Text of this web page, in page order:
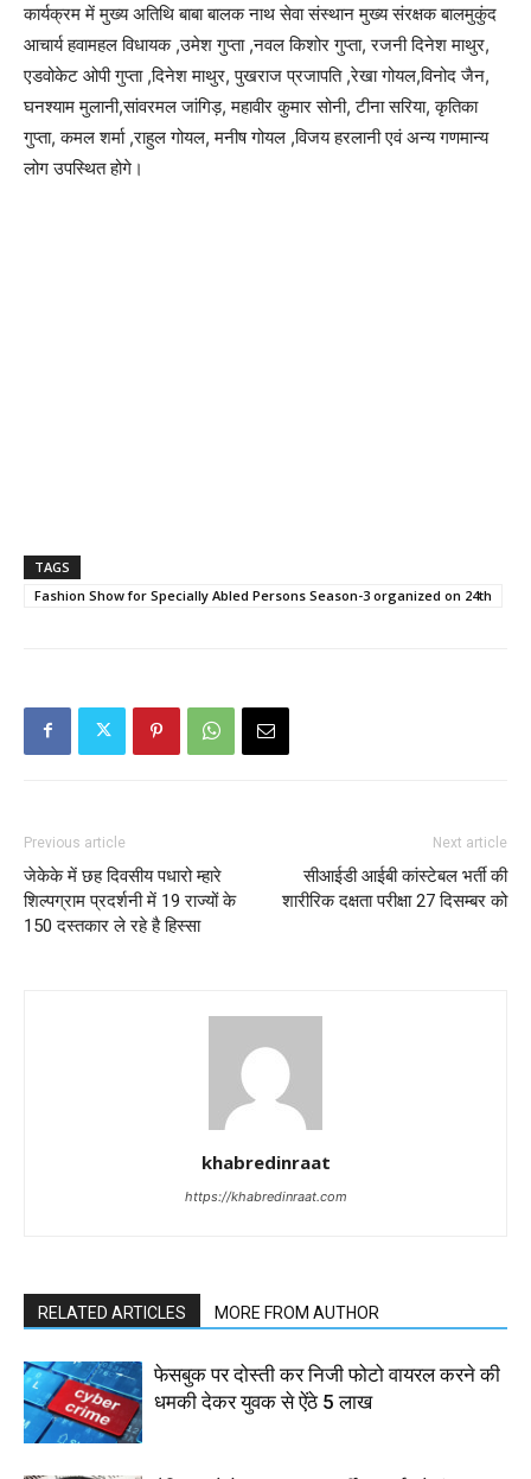
कार्यक्रम में मुख्य अतिथि बाबा बालक नाथ सेवा संस्थान मुख्य संरक्षक बालमुकुंद
आचार्य हवामहल विधायक ,उमेश गुप्ता ,नवल किशोर गुप्ता, रजनी दिनेश माथुर,
एडवोकेट ओपी गुप्ता ,दिनेश माथुर, पुखराज प्रजापति ,रेखा गोयल,विनोद जैन,
घनश्याम मुलानी,सांवरमल जांगिड़, महावीर कुमार सोनी, टीना सरिया, कृतिका
गुप्ता, कमल शर्मा ,राहुल गोयल, मनीष गोयल ,विजय हरलानी एवं अन्य गणमान्य
लोग उपस्थित होगे।
TAGS
Fashion Show for Specially Abled Persons Season-3 organized on 24th
Previous article
जेकेके में छह दिवसीय पधारो म्हारे
शिल्पग्राम प्रदर्शनी में 19 राज्यों के
150 दस्तकार ले रहे है हिस्सा
Next article
सीआईडी आईबी कांस्टेबल भर्ती की
शारीरिक दक्षता परीक्षा 27 दिसम्बर को
khabredinraat
https://khabredinraat.com
RELATED ARTICLES MORE FROM AUTHOR
फेसबुक पर दोस्ती कर निजी फोटो वायरल करने की
धमकी देकर युवक से ऐंठे 5 लाख